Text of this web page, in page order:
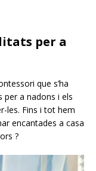
per a
que s’ha
a nadons i els
les. Fins i tot hem
encantades a casa
?